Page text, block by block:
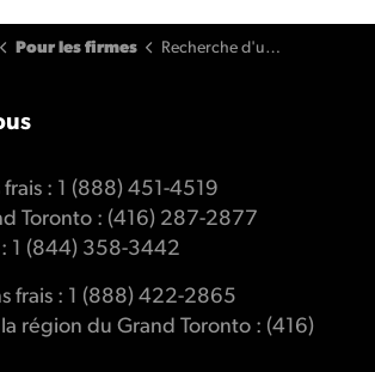
Pour les firmes Recherche d'une institution participante
frais : 1 (888) 451-4519
Toronto : (416) 287-2877
: 1 (844) 358-3442
frais : 1 (888) 422-2865
région du Grand Toronto : (416)